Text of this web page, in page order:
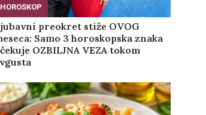
HOROSKOP
preokret stiže OVOG
Samo 3 horoskopska znaka
OZBILJNA VEZA tokom